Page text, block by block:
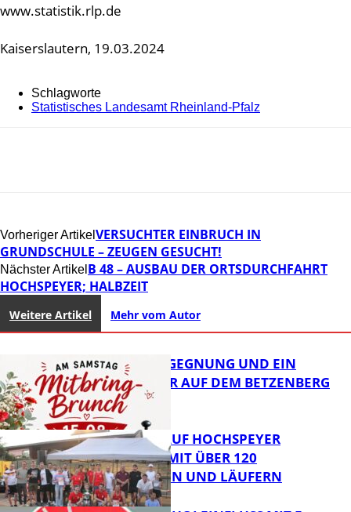
www.statistik.rlp.de
Kaiserslautern, 19.03.2024
Schlagworte
Statistisches Landesamt Rheinland-Pfalz
Vorheriger Artikel VERSUCHTER EINBRUCH IN
GRUNDSCHULE – ZEUGEN GESUCHT!
Nächster Artikel B 48 – AUSBAU DER ORTSDURCHFAHRT
HOCHSPEYER; HALBZEIT
Weitere Artikel Mehr vom Autor
FB News
BRUNCH, BEGEGNUNG UND EIN
OFFENES OHR AUF DEM BETZENBERG
31. KERWELAUF HOCHSPEYER
BEGEISTERT MIT ÜBER 120
LÄUFERINNEN UND LÄUFERN